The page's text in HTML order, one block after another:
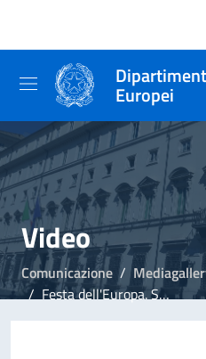
Europei
Video
Comunicazione
Festa dell'Europa. Scuole d’Italia, percorsi d’Europa